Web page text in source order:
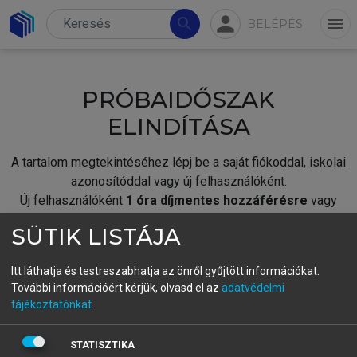
search person BELÉPÉS menu
PRÓBAIDŐSZAK
ELINDÍTÁSA
A tartalom megtekintéséhez lépj be a saját fiókoddal, iskolai
azonosítóddal vagy új felhasználóként.
Új felhasználóként 1 óra díjmentes hozzáférésre vagy
fiókoddal,vagy hozz létre új fiókot.
A regisztráció után apróbaidőszakautomatikusan
BELÉPÉS SAJÁT FIÓKKAL
SÜTIK LISTÁJA
Itt láthatja és testreszabhatja az önről gyűjtött információkat.
További információért kérjük, olvasd el az adatvédelmi
tájékoztatónkat
STATISZTIKA